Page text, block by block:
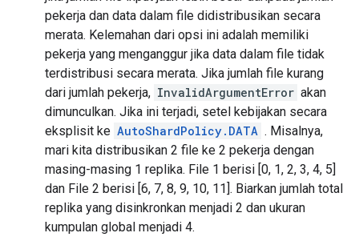
pekerja dan data dalam file didistribusikan secara
merata. Kelemahan dari opsi ini adalah memiliki
pekerja yang menganggur jika data dalam file tidak
terdistribusi secara merata. Jika jumlah file kurang
dari jumlah pekerja, InvalidArgumentError akan
dimunculkan. Jika ini terjadi, setel kebijakan secara
eksplisit ke AutoShardPolicy.DATA . Misalnya,
mari kita distribusikan 2 file ke 2 pekerja dengan
masing-masing 1 replika. File 1 berisi [0, 1, 2, 3, 4, 5]
dan File 2 berisi [6, 7, 8, 9, 10, 11]. Biarkan jumlah total
replika yang disinkronkan menjadi 2 dan ukuran
kumpulan global menjadi 4.